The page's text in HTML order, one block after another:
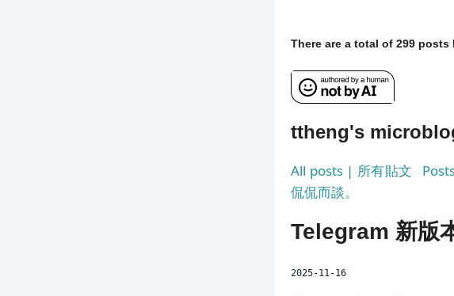
There are a total of 299 posts
ttheng's
All posts | 所有貼文
侃侃而談。
Telegram 新版
2025-11-16